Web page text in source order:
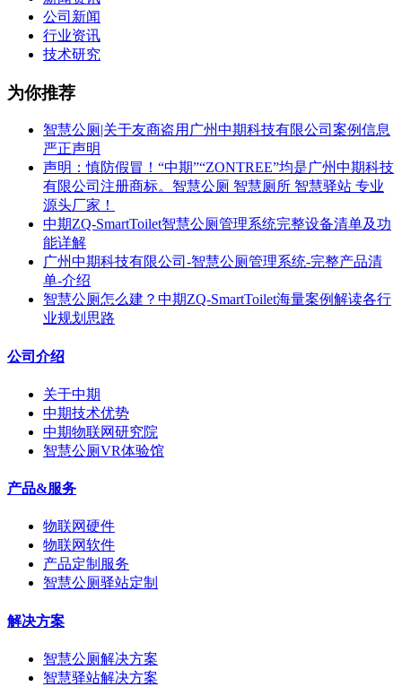
公司新闻
行业资讯
技术研究
为你推荐
智慧公厕|关于友商盗用广州中期科技有限公司案例信息
严正声明
声明：慎防假冒！“中期”“ZONTREE”均是广州中期科技
有限公司注册商标。智慧公厕 智慧厕所 智慧驿站 专业
源头厂家！
中期ZQ-SmartToilet智慧公厕管理系统完整设备清单及功
能详解
广州中期科技有限公司-智慧公厕管理系统-完整产品清
单-介绍
智慧公厕怎么建？中期ZQ-SmartToilet海量案例解读各行
业规划思路
公司介绍
关于中期
中期技术优势
中期物联网研究院
智慧公厕VR体验馆
产品&服务
物联网硬件
物联网软件
产品定制服务
智慧公厕驿站定制
解决方案
智慧公厕解决方案
智慧驿站解决方案